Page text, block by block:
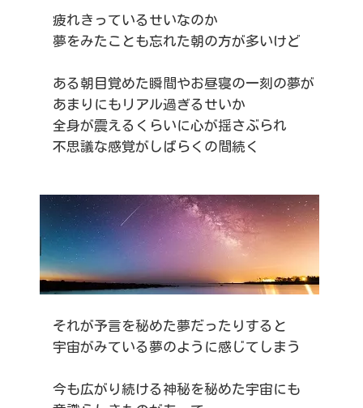
疲れきっているせいなのか
夢をみたことも忘れた朝の方が多いけど
ある朝目覚めた瞬間やお昼寝の一刻の夢が
あまりにもリアル過ぎるせいか
全身が震えるくらいに心が揺さぶられ
不思議な感覚がしばらくの間続く
それが予言を秘めた夢だったりすると
宇宙がみている夢のように感じてしまう
今も広がり続ける神秘を秘めた宇宙にも